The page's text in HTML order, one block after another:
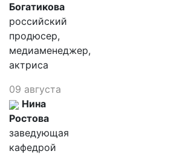
Богатикова
российский
продюсер,
медиаменеджер,
актриса
09 августа
Нина
Ростова
заведующая
кафедрой